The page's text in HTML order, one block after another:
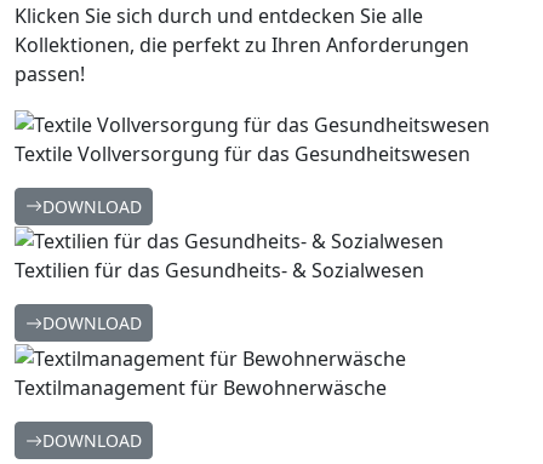
Klicken Sie sich durch und entdecken Sie alle
Kollektionen, die perfekt zu Ihren Anforderungen
passen!
Textile Vollversorgung für das Gesundheitswesen
DOWNLOAD
Textilien für das Gesundheits- & Sozialwesen
DOWNLOAD
Textilmanagement für Bewohnerwäsche
DOWNLOAD